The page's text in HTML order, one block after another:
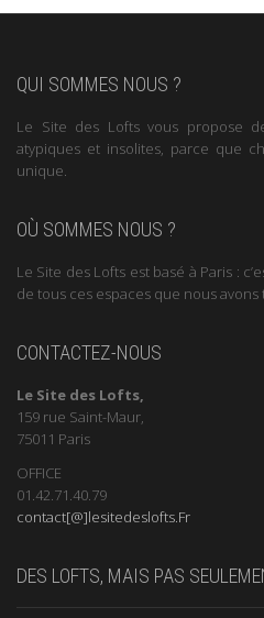
QUI SOMMES NOUS ?
Le Site des Lofts vous propose
atypiques et insolites, parce que
unique.
OÙ SOMMES NOUS ?
Le Site des Lofts est basé à Paris :
de tous ces espaces que nous
CONTACTEZ-NOUS
Le Site des Lofts,
159 rue Saint-Maur,
75011 Paris
OFFICE
01.42.71.40.79
contact[@]lesitedeslofts.Fr
DES LOFTS, MAIS PAS